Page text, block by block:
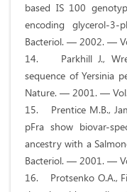
based IS 100
encoding glycerol-3-
Bacteriol. — 2002. —
14. Parkhill J.,
sequence of Yersinia
Nature. — 2001. —
15. Prentice M.B.,
pFra show biovar-
ancestry with a
Bacteriol. — 2001. —
16. Protsenko O.A.,